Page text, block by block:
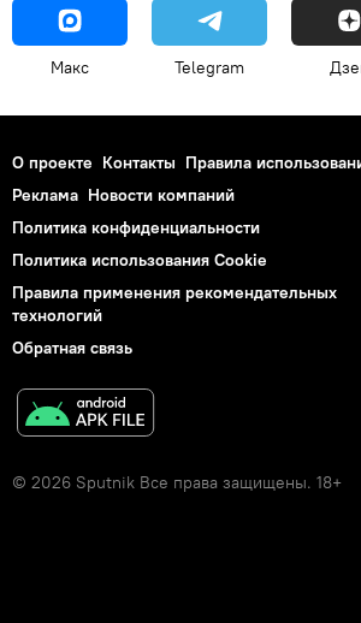
Макс Telegram
О проекте Контакты Правила
Реклама Новости компаний
Политика конфиденциальности
Политика использования Cookie
Правила применения рекомендательных
технологий
Обратная связь
© 2026 Sputnik Все права защищены. 18+